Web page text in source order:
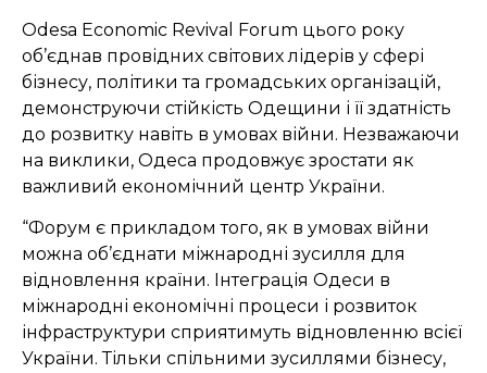
Odesa Economic Revival Forum цього року
об’єднав провідних світових лідерів у сфері
бізнесу, політики та громадських організацій,
демонструючи стійкість Одещини і її здатність
до розвитку навіть в умовах війни. Незважаючи
на виклики, Одеса продовжує зростати як
важливий економічний центр України.
“Форум є прикладом того, як в умовах війни
можна об’єднати міжнародні зусилля для
відновлення країни. Інтеграція Одеси в
міжнародні економічні процеси і розвиток
інфраструктури сприятимуть відновленню всієї
України. Тільки спільними зусиллями бізнесу,